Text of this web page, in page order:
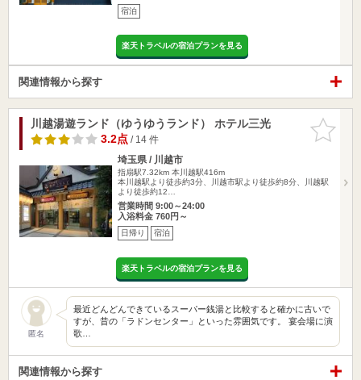
宿泊
楽天トラベルの宿泊プランを見る
関連情報から探す
お気に入
りに追加
川越湯遊ランド（ゆうゆうランド） ホテル三光
3.2点/ 14 件
埼玉県 / 川越市
指扇駅7.32km 本川越駅416m
本川越駅より徒歩約3分、川越市駅より徒歩約8分、川越駅
より徒歩約12…
営業時間 9:00～24:00
入浴料金 760円～
日帰り 宿泊
楽天トラベルの宿泊プランを見る
匿名
最近どんどんできているスーパー銭湯と比較すると確かに古いで
すが、昔の「ラドンセンター」といった雰囲気です。 宴会場に演
歌…
関連情報から探す